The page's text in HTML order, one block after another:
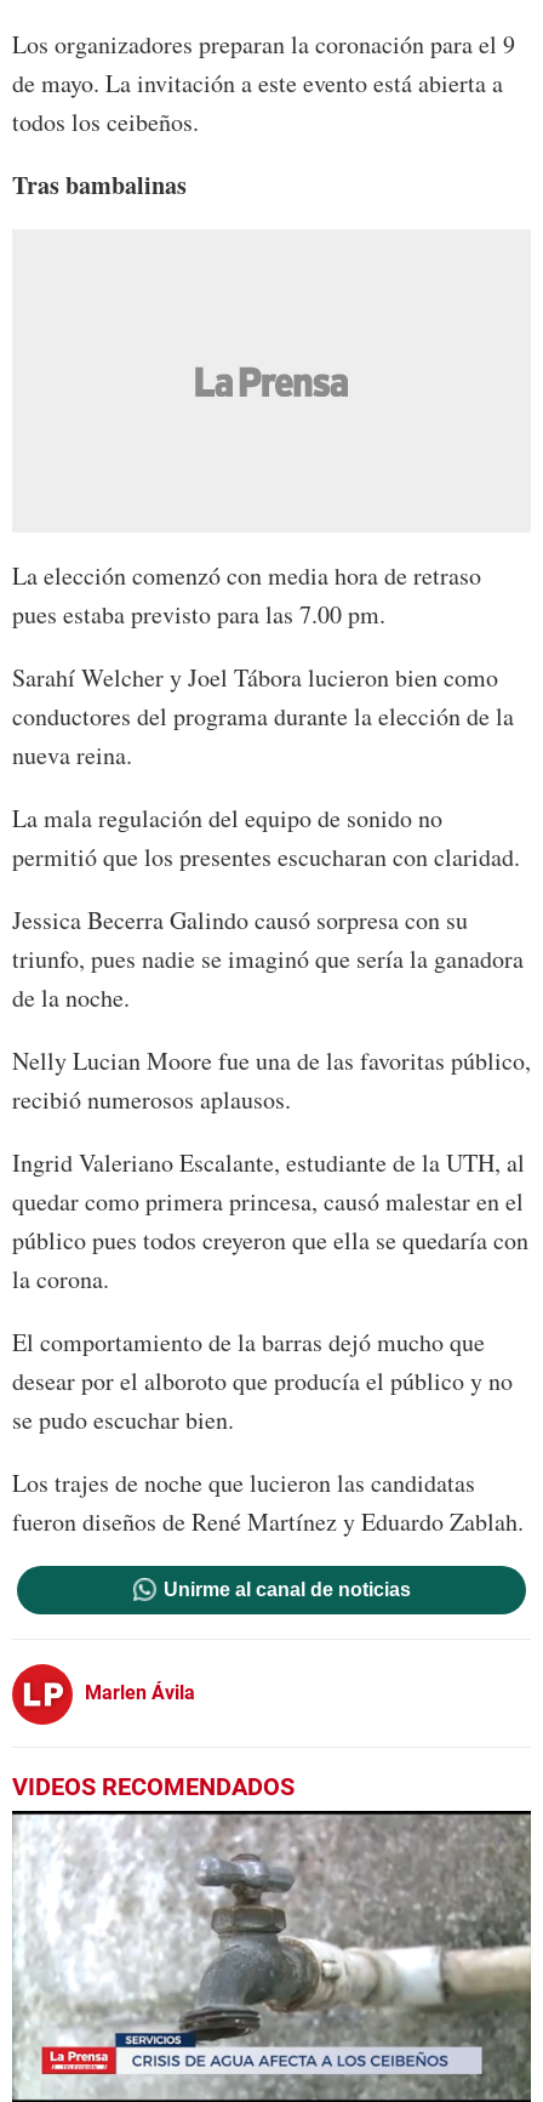
Los organizadores preparan la coronación para el 9
de mayo. La invitación a este evento está abierta a
todos los ceibeños.
Tras bambalinas
La elección comenzó con media hora de retraso
pues estaba previsto para las 7.00 pm.
Sarahí Welcher y Joel Tábora lucieron bien como
conductores del programa durante la elección de la
nueva reina.
La mala regulación del equipo de sonido no
permitió que los presentes escucharan con claridad.
Jessica Becerra Galindo causó sorpresa con su
triunfo, pues nadie se imaginó que sería la ganadora
de la noche.
Nelly Lucian Moore fue una de las favoritas público,
recibió numerosos aplausos.
Ingrid Valeriano Escalante, estudiante de la UTH, al
quedar como primera princesa, causó malestar en el
público pues todos creyeron que ella se quedaría con
la corona.
El comportamiento de la barras dejó mucho que
desear por el alboroto que producía el público y no
se pudo escuchar bien.
Los trajes de noche que lucieron las candidatas
fueron diseños de René Martínez y Eduardo Zablah.
Unirme al canal de noticias
Marlen Ávila
VIDEOS RECOMENDADOS